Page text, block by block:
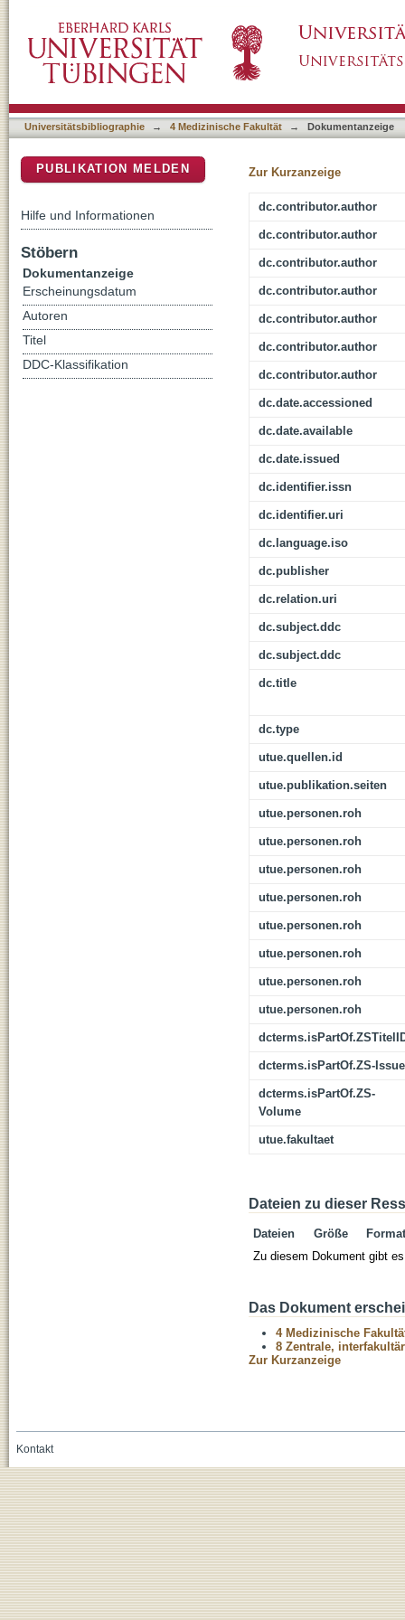
disease
Universitätsbibliographie → 4 Medizinische Fakultät → Dokumentanzeige
Zur Kurzanzeige
dc.contributor.author
dc.contributor.author
dc.contributor.author
dc.contributor.author
dc.contributor.author
dc.contributor.author
dc.contributor.author
dc.date.accessioned
dc.date.available
dc.date.issued
dc.identifier.issn
dc.identifier.uri
dc.language.iso
dc.publisher
dc.relation.uri
dc.subject.ddc
dc.subject.ddc
dc.title
dc.type
utue.quellen.id
utue.publikation.seiten
utue.personen.roh
utue.personen.roh
utue.personen.roh
utue.personen.roh
utue.personen.roh
utue.personen.roh
utue.personen.roh
utue.personen.roh
dcterms.isPartOf.ZS-Issue
dcterms.isPartOf.ZS-
Volume
utue.fakultaet
Dateien zu dieser
Dateien Größe
Format
Zu diesem Dokument gibt
Das Dokument
4 Medizinische
8 Zentrale,
Zur Kurzanzeige
PUBLIKATION MELDEN
Hilfe und Informationen
Stöbern
Dokumentanzeige
Erscheinungsdatum
Autoren
Titel
DDC-Klassifikation
Kontakt